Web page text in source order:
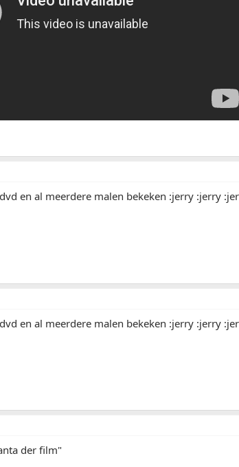
en al meerdere malen bekeken :jerry :jerry
en al meerdere malen bekeken :jerry :jerry
der film"